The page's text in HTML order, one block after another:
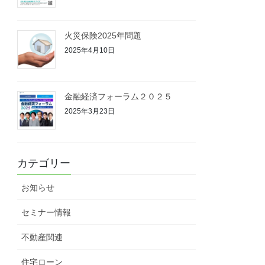
火災保険2025年問題
2025年4月10日
金融経済フォーラム２０２５
2025年3月23日
カテゴリー
お知らせ
セミナー情報
不動産関連
住宅ローン